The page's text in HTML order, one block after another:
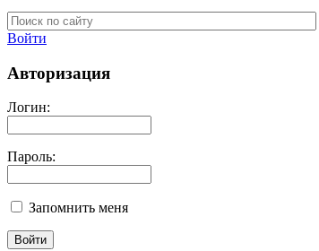
Войти
Авторизация
Логин:
Пароль:
Запомнить меня